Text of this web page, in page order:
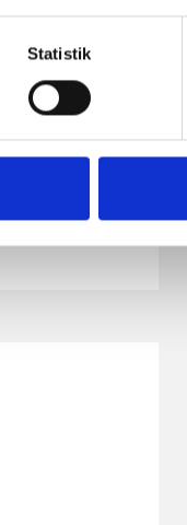
Statistik
Köttbullar